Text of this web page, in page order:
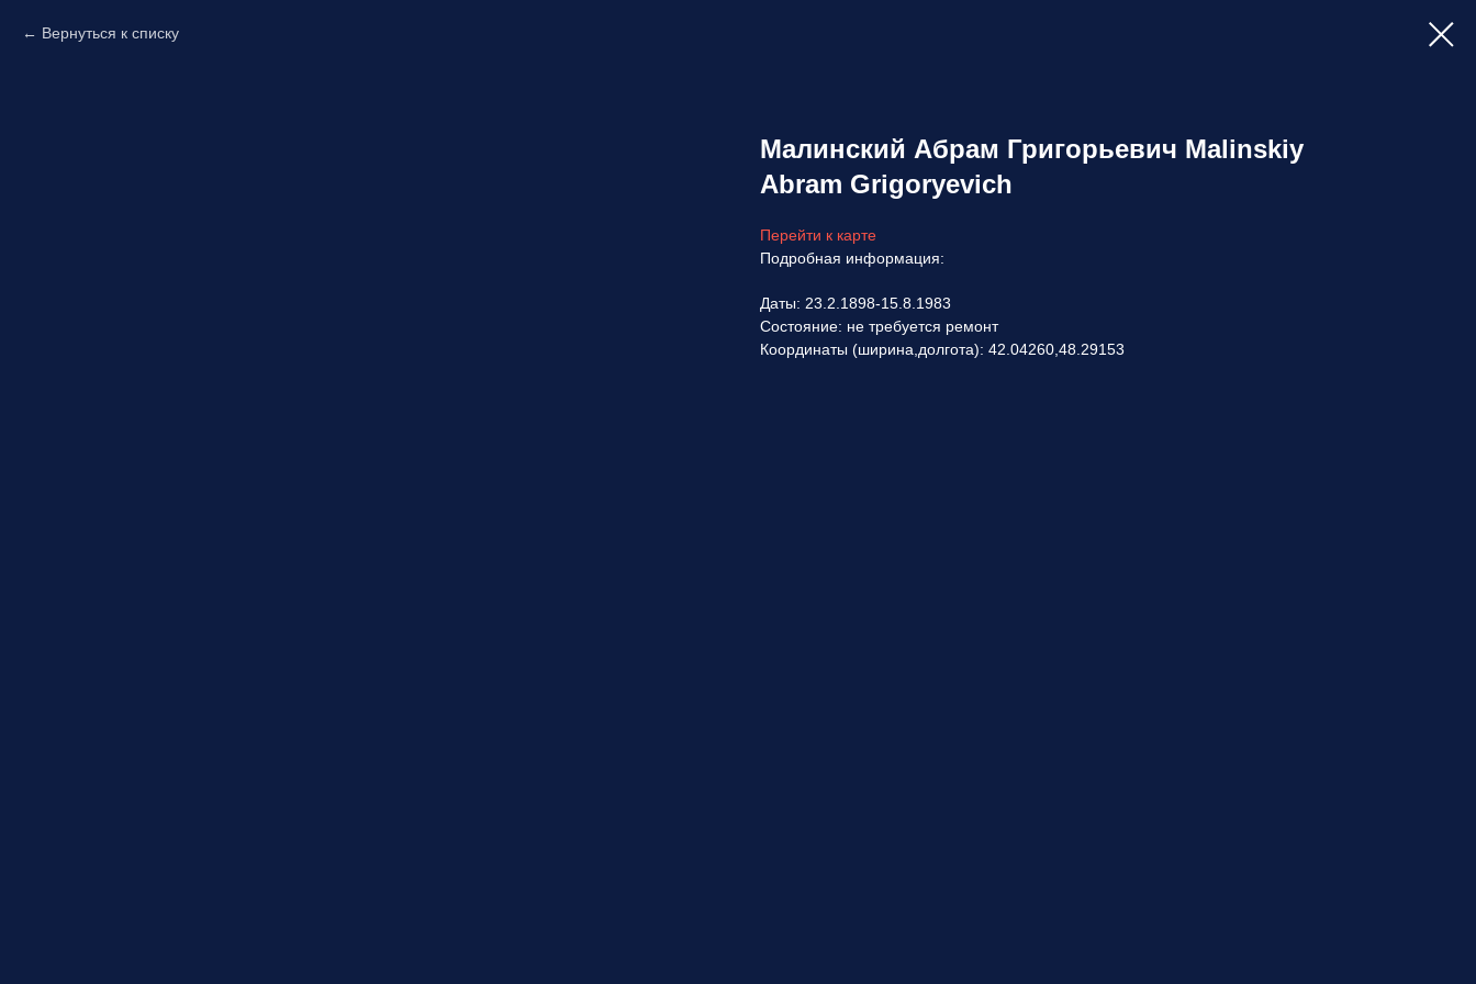
Вернуться к списку
Малинский Абрам Григорьевич Malinskiy
Abram Grigoryevich
Перейти к карте
Подробная информация:
Даты: 23.2.1898-15.8.1983
Состояние: не требуется ремонт
Координаты (ширина,долгота): 42.04260,48.29153